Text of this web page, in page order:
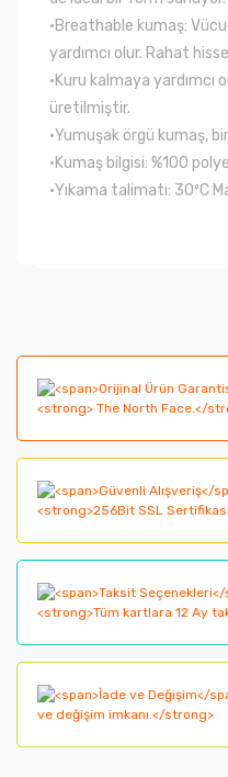
•Breathable kumaş:
yardımcı olur. Rahat
•Kuru kalmaya yardımcı
üretilmiştir.
•Yumuşak örgü kumaş,
•Kumaş bilgisi: %100
•Yıkama talimatı: 30ºC
formunu kullanarak
Görüş ve önerileriniz
Ürün resmi kalitesiz,
Ürün açıklamasında
Bu ürüne benzer